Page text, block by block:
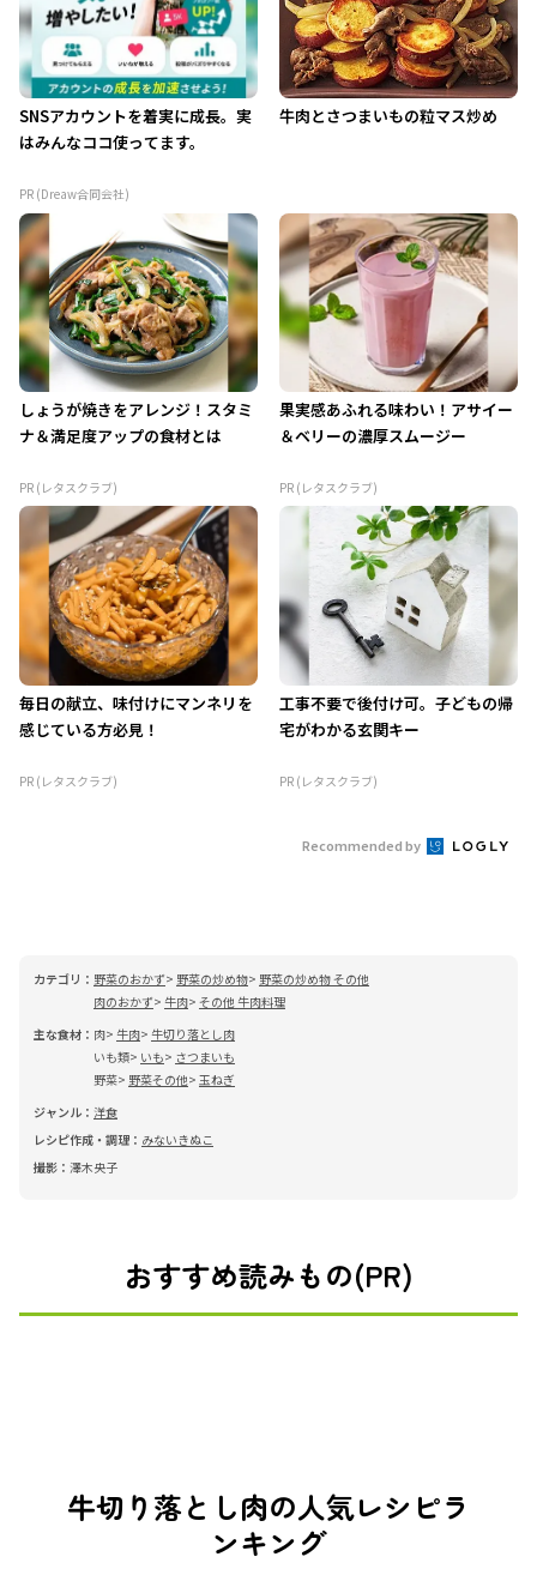
SNSアカウントを着実に成長。実
はみんなココ使ってます。
PR (Dreaw合同会社)
牛肉とさつまいもの粒マス炒め
しょうが焼きをアレンジ！スタミ
ナ＆満足度アップの食材とは
PR (レタスクラブ)
果実感あふれる味わい！アサイー
＆ベリーの濃厚スムージー
PR (レタスクラブ)
毎日の献立、味付けにマンネリを
感じている方必見！
PR (レタスクラブ)
工事不要で後付け可。子どもの帰
宅がわかる玄関キー
PR (レタスクラブ)
Recommended by
カテゴリ： 野菜のおかず 野菜の炒め物
野菜の炒め物 その他
肉のおかず 牛肉 その他 牛肉料理
主な食材： 肉 牛肉 牛切り落とし肉
いも類
いも
さつまいも
野菜
野菜その他 玉ねぎ
ジャンル： 洋食
レシピ作成・調理： みないきぬこ
撮影： 澤木央子
おすすめ読みもの(PR)
牛切り落とし肉の人気レシピラ
ンキング